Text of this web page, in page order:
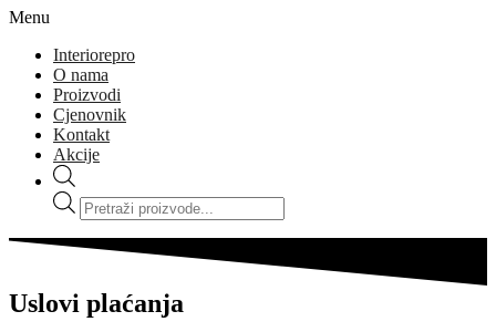
Menu
Interiorepro
O nama
Proizvodi
Cjenovnik
Kontakt
Akcije
Products
search
Uslovi plaćanja